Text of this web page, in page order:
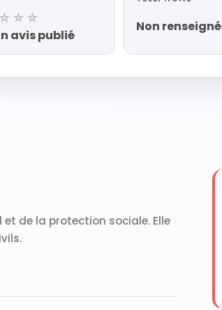
avis publié
Non renseigné
de la protection sociale. Elle